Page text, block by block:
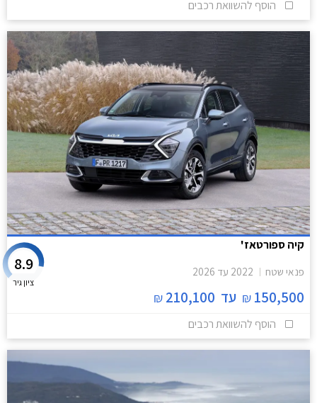
הוסף להשוואת רכבים
קיה ספורטאז'
פנאי שטח 2022 עד 2026
150,500
₪ עד 210,100
₪
8.9
ציון גיר
הוסף להשוואת רכבים